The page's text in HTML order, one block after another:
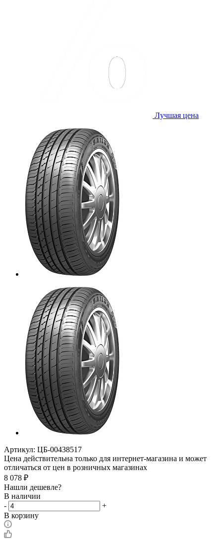
Лучшая цена
Артикул: ЦБ-00438517
Цена действительна только для интернет-магазина и может
отличаться от цен в розничных магазинах
8 078 ₽
Нашли дешевле?
В наличии
-
+
В корзину